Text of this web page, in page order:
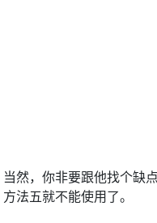
然，你非要跟他找个缺
法五就不能使用了。